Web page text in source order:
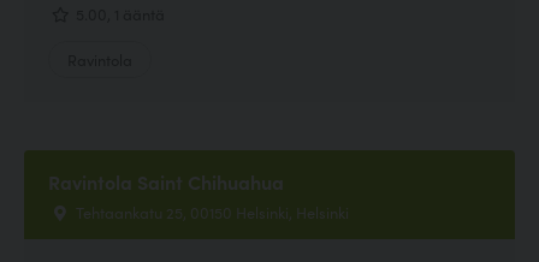
Ravintola Saint Chihuahua
Tehtaankatu 25, 00150 Helsinki, Helsinki